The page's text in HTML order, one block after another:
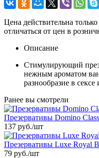
Цена действительна
отличаться от цен в
Описание
Стимулирующий
нежным ароматом
разнообразие в
Ранее вы смотрели
Презервативы Domino
137 руб./шт
Презервативы Luxe Royal
79 руб./шт